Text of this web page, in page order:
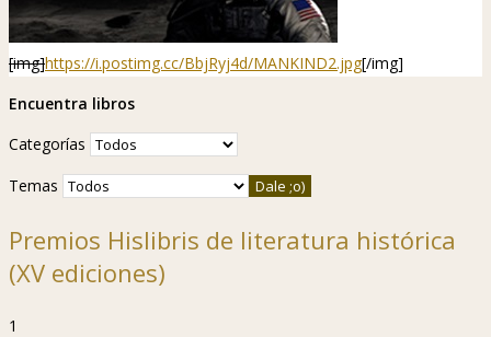
[img]https://i.postimg.cc/BbjRyj4d/MANKIND2.jpg[/img]
Encuentra libros
Categorías
Temas
Premios Hislibris de literatura histórica
(XV ediciones)
1